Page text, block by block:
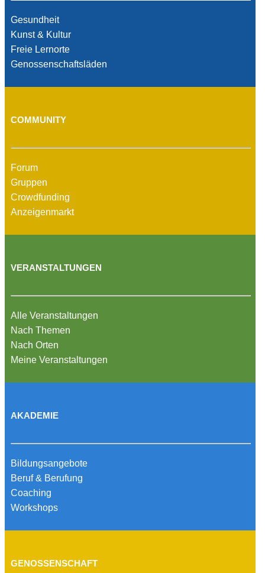
Gesundheit
Kunst & Kultur
Freie Lernorte
Genossenschaftsläden
COMMUNITY
Forum
Gruppen
Crowdfunding
Anzeigenmarkt
VERANSTALTUNGEN
Alle Veranstaltungen
Nach Themen
Nach Orten
Meine Veranstaltungen
AKADEMIE
Bildungsangebote
Beruf & Berufung
Coaching
Workshops
GENOSSENSCHAFT